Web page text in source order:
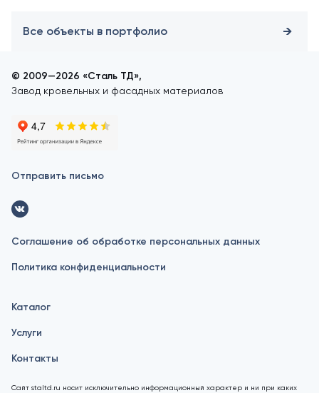
Все объекты в портфолио
© 2009—2026 «Сталь ТД»,
Завод кровельных и фасадных материалов
Отправить письмо
Соглашение об обработке персональных данных
Политика конфиденциальности
Каталог
Услуги
Контакты
Сайт staltd.ru носит исключительно информационный характер и ни при каких